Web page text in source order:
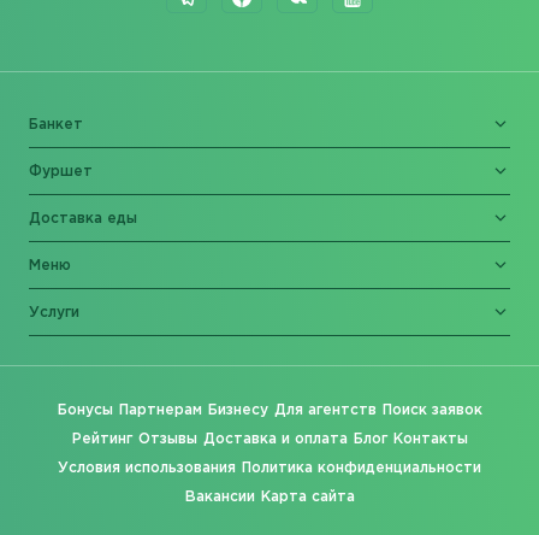
Банкет
Фуршет
Доставка еды
Меню
Услуги
Бонусы Партнерам Бизнесу Для агентств Поиск заявок
Рейтинг Отзывы Доставка и оплата Блог Контакты
Условия использования Политика конфиденциальности
Вакансии Карта сайта